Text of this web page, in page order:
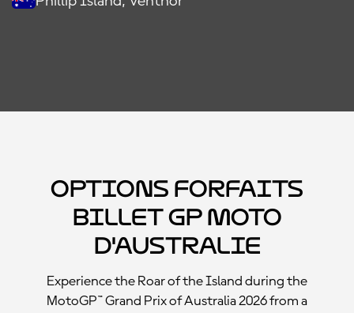
Options forfaits
billet GP moto
d'Australie
Experience the Roar of the Island during the
MotoGP™ Grand Prix of Australia 2026 from a